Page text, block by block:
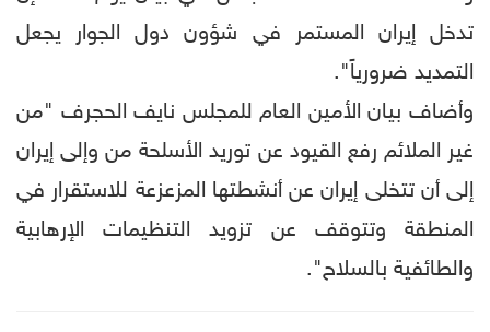
تدخل إيران المستمر في شؤون دول الجوار يجعل
التمديد ضرورياً".
وأضاف بيان الأمين العام للمجلس نايف الحجرف "من
غير الملائم رفع القيود عن توريد الأسلحة من وإلى إيران
إلى أن تتخلى إيران عن أنشطتها المزعزعة للاستقرار في
المنطقة وتتوقف عن تزويد التنظيمات الإرهابية
والطائفية بالسلاح".